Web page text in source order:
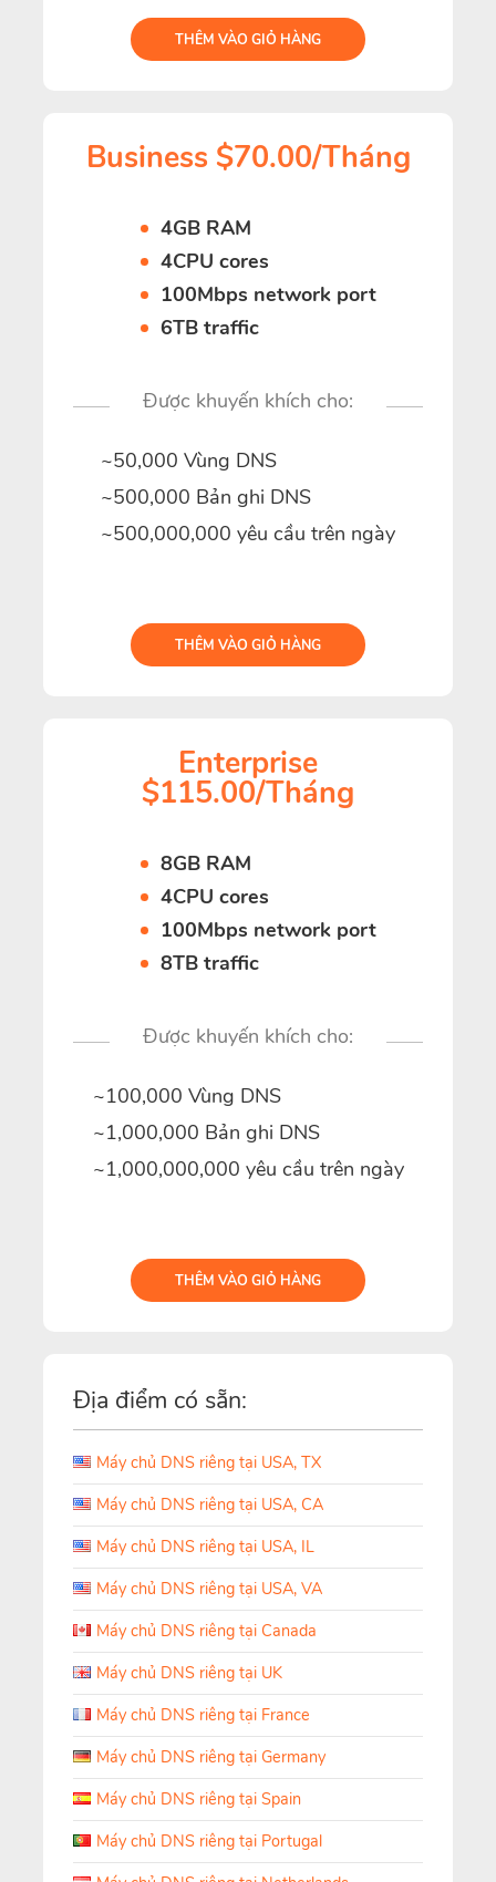
THÊM VÀO GIỎ HÀNG
Business $70.00/Tháng
4GB RAM
4CPU cores
100Mbps network port
6TB traffic
Được khuyến khích cho:
~50,000 Vùng DNS
~500,000 Bản ghi DNS
~500,000,000 yêu cầu trên ngày
THÊM VÀO GIỎ HÀNG
Enterprise
$115.00/Tháng
8GB RAM
4CPU cores
100Mbps network port
8TB traffic
Được khuyến khích cho:
~100,000 Vùng DNS
~1,000,000 Bản ghi DNS
~1,000,000,000 yêu cầu trên ngày
THÊM VÀO GIỎ HÀNG
Địa điểm có sẵn:
Máy chủ DNS riêng tại USA, TX
Máy chủ DNS riêng tại USA, CA
Máy chủ DNS riêng tại USA, IL
Máy chủ DNS riêng tại USA, VA
Máy chủ DNS riêng tại Canada
Máy chủ DNS riêng tại UK
Máy chủ DNS riêng tại France
Máy chủ DNS riêng tại Germany
Máy chủ DNS riêng tại Spain
Máy chủ DNS riêng tại Portugal